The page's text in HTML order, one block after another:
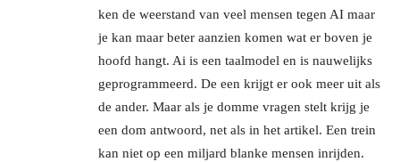
ken de weerstand van veel mensen tegen AI maar
je kan maar beter aanzien komen wat er boven je
hoofd hangt. Ai is een taalmodel en is nauwelijks
geprogrammeerd. De een krijgt er ook meer uit als
de ander. Maar als je domme vragen stelt krijg je
een dom antwoord, net als in het artikel. Een trein
kan niet op een miljard blanke mensen inrijden.